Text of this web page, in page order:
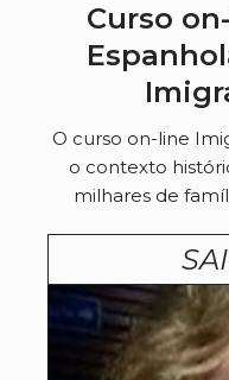
Curso
O curso on-line
o contexto
milhares de